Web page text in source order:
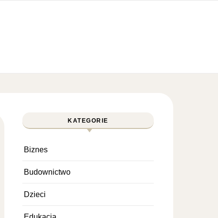
KATEGORIE
Biznes
Budownictwo
Dzieci